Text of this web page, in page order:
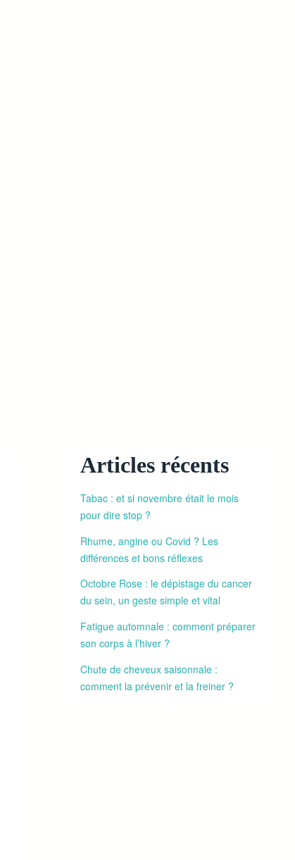
Articles récents
Tabac : et si novembre était le mois
pour dire stop ?
Rhume, angine ou Covid ? Les
différences et bons réflexes
Octobre Rose : le dépistage du cancer
du sein, un geste simple et vital
Fatigue automnale : comment préparer
son corps à l’hiver ?
Chute de cheveux saisonnale :
comment la prévenir et la freiner ?